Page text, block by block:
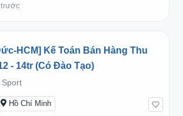
trước
HCM] Kế Toán Bán Hàng Thu
- 14tr (có Đào Tạo)
Sport
Hồ Chí Minh